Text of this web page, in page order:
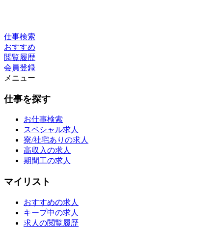
仕事検索
おすすめ
閲覧履歴
会員登録
メニュー
仕事を探す
お仕事検索
スペシャル求人
寮/社宅ありの求人
高収入の求人
期間工の求人
マイリスト
おすすめの求人
キープ中の求人
求人の閲覧履歴